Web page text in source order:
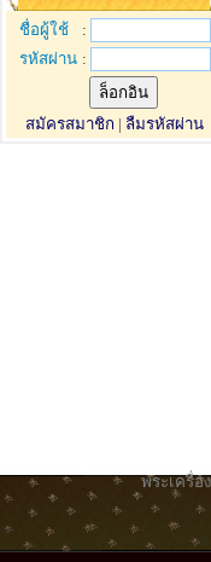
ชื่อผู้ใช้
:
รหัสผ่าน :
สมัครสมาชิก | ลืมรหัสผ่าน
พระเครื่อง